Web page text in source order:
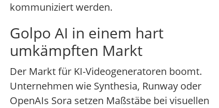
kommuniziert werden.
Golpo AI in einem hart
umkämpften Markt
Der Markt für KI-Videogeneratoren boomt.
Unternehmen wie Synthesia, Runway oder
OpenAIs Sora setzen Maßstäbe bei visuellen